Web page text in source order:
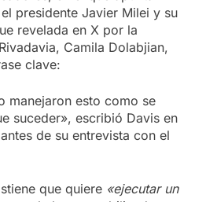
presidente Javier Milei y su
revelada en X por la
Camila Dolabjian,
clave:
manejaron esto como se
suceder», escribió Davis en
de su entrevista con el
que quiere «ejecutar un